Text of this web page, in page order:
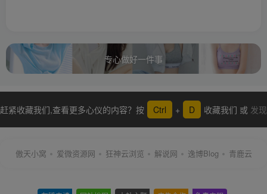
专心做好一件事
赶紧收藏我们,查看更多心仪的内容？按 Ctrl + D 收藏我们 或 发现
傲天小窝 爱微资源网 狂神云浏览 解说网 逸博Blog 青鹿云